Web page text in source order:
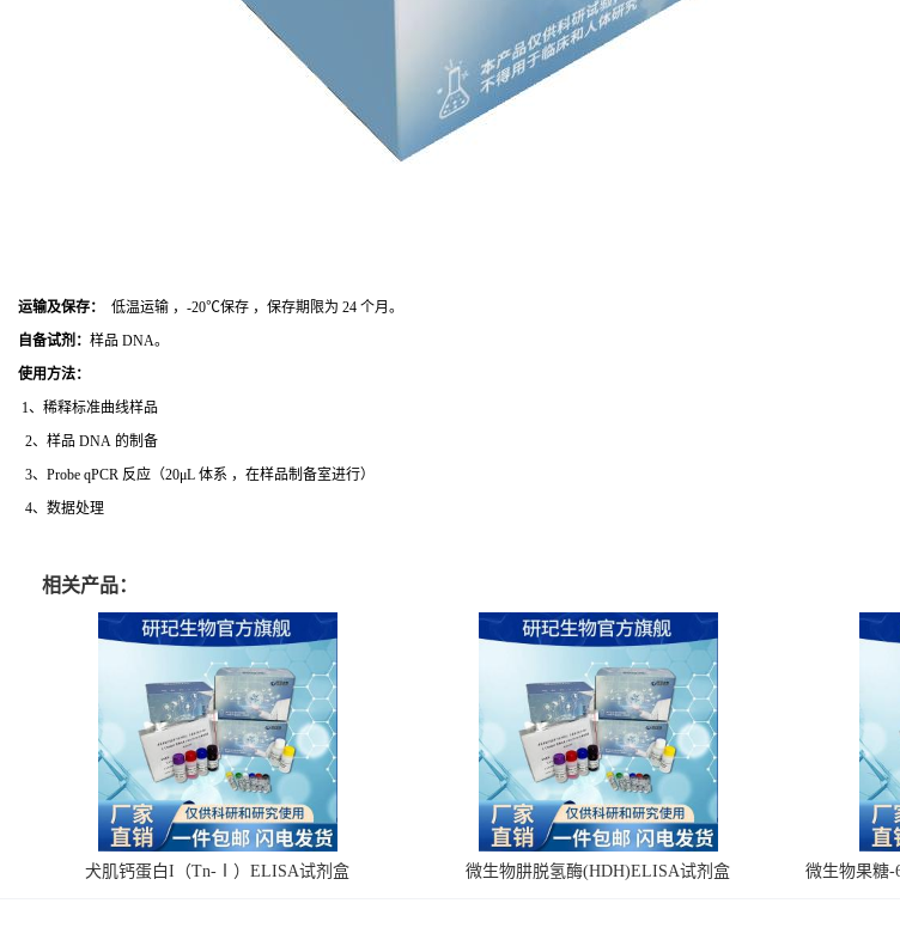
运输及保存：
低温运输 ，-20℃保存 ，保存期限为 24 个月。
自备试剂： 样品 DNA。
使用方法：
1、稀释标准曲线样品
2、样品 DNA 的制备
3、Probe qPCR 反应（20μL 体系 ，在样品制备室进行）
4、数据处理
相关产品：
犬肌钙蛋白I（Tn-Ⅰ）ELISA试剂盒 微生物肼脱氢酶(HDH)ELISA试剂盒
微生物果糖-